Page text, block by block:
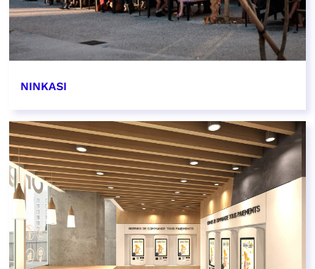
NINKASI
EN SAVOIR PLUS